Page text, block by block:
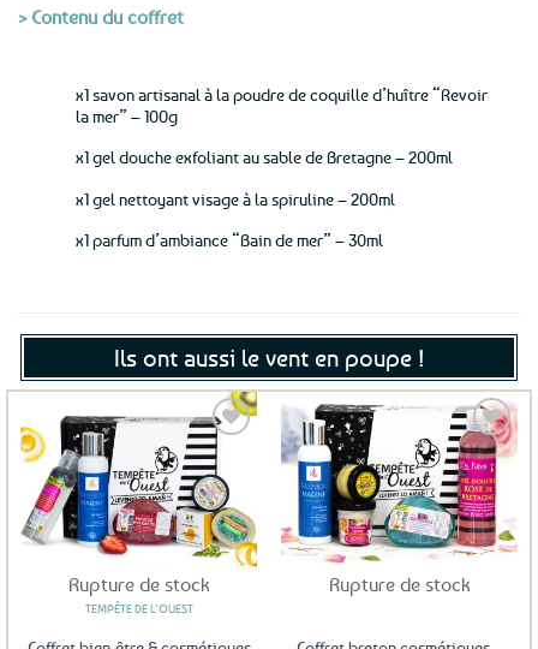
> Contenu du coffret
x1 savon artisanal à la poudre de coquille d’huître “Revoir
la mer” – 100g
x1 gel douche exfoliant au sable de Bretagne – 200ml
x1 gel nettoyant visage à la spiruline – 200ml
x1 parfum d’ambiance “Bain de mer” – 30ml
Ils ont aussi le vent en poupe !
Ajouter
aux
favoris
Rupture de stock
TEMPÊTE DE L'OUEST
Ajouter
aux
favoris
Rupture de stock